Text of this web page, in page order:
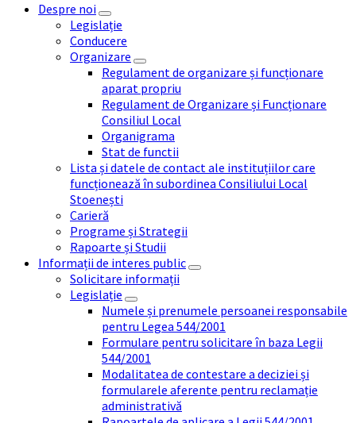
Despre noi
Legislație
Conducere
Organizare
Regulament de organizare și funcționare
aparat propriu
Regulament de Organizare și Funcționare
Consiliul Local
Organigrama
Stat de functii
Lista și datele de contact ale instituțiilor care
funcționează în subordinea Consiliului Local
Stoenești
Carieră
Programe și Strategii
Rapoarte și Studii
Informații de interes public
Solicitare informații
Legislație
Numele și prenumele persoanei responsabile
pentru Legea 544/2001
Formulare pentru solicitare în baza Legii
544/2001
Modalitatea de contestare a deciziei și
formularele aferente pentru reclamație
administrativă